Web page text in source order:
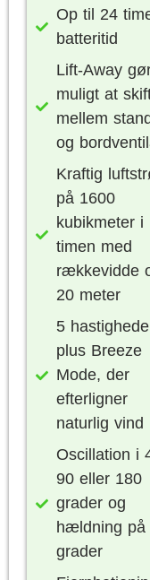
Op til 24
batteritid
Lift-Away
muligt at
mellem
og
Kraftig
på 1600
kubikmeter i
timen med
rækkevidde
20 meter
5
plus Breeze
Mode, der
efterligner
naturlig vind
Oscillation i
90 eller 180
grader og
hældning på
grader